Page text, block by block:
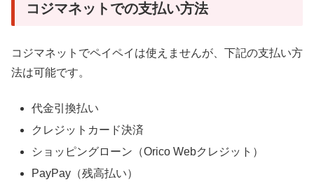
コジマネットでの支払い方法
コジマネットでペイペイは使えませんが、下記の支払い方
法は可能です。
代金引換払い
クレジットカード決済
ショッピングローン（Orico Webクレジット）
PayPay（残高払い）